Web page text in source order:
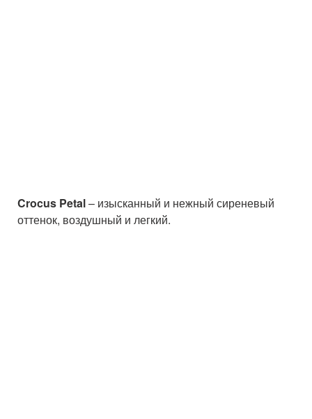
Crocus Petal– изысканный и нежный сиреневый
оттенок, воздушный и легкий.